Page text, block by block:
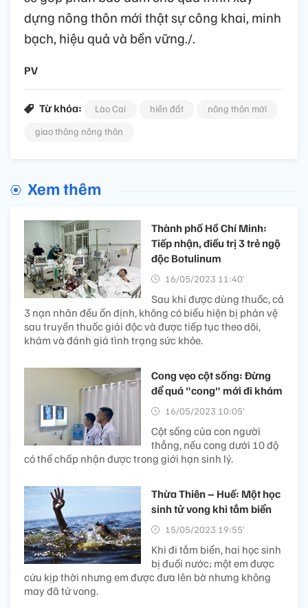
dựng nông thôn mới thật sự công khai, minh
bạch, hiệu quả và bền vững./.
PV
Từ khóa: Lào Cai hiến đất
nông thôn mới
giao thông nông thôn
Xem thêm
Thành phố Hồ Chí Minh:
Tiếp nhận, điều trị 3 trẻ ngộ
độc Botulinum
16/05/2023 11:40’
Sau khi được dùng thuốc, cả
3 nạn nhân đều ổn định, không có biểu hiện bị phản vệ
sau truyền thuốc giải độc và được tiếp tục theo dõi,
khám và đánh giá tình trạng sức khỏe.
Cong vẹo cột sống: Đừng
để quá "cong" mới đi khám
16/05/2023 10:05’
Cột sống của con người
thẳng, nếu cong dưới 10 độ
có thể chấp nhận được trong giới hạn sinh lý.
Thừa Thiên – Huế: Một học
sinh tử vong khi tắm biển
15/05/2023 19:55’
Khi đi tắm biển, hai học sinh
bị đuối nước; một em được
cứu kịp thời nhưng em được đưa lên bờ nhưng không
may đã tử vong.